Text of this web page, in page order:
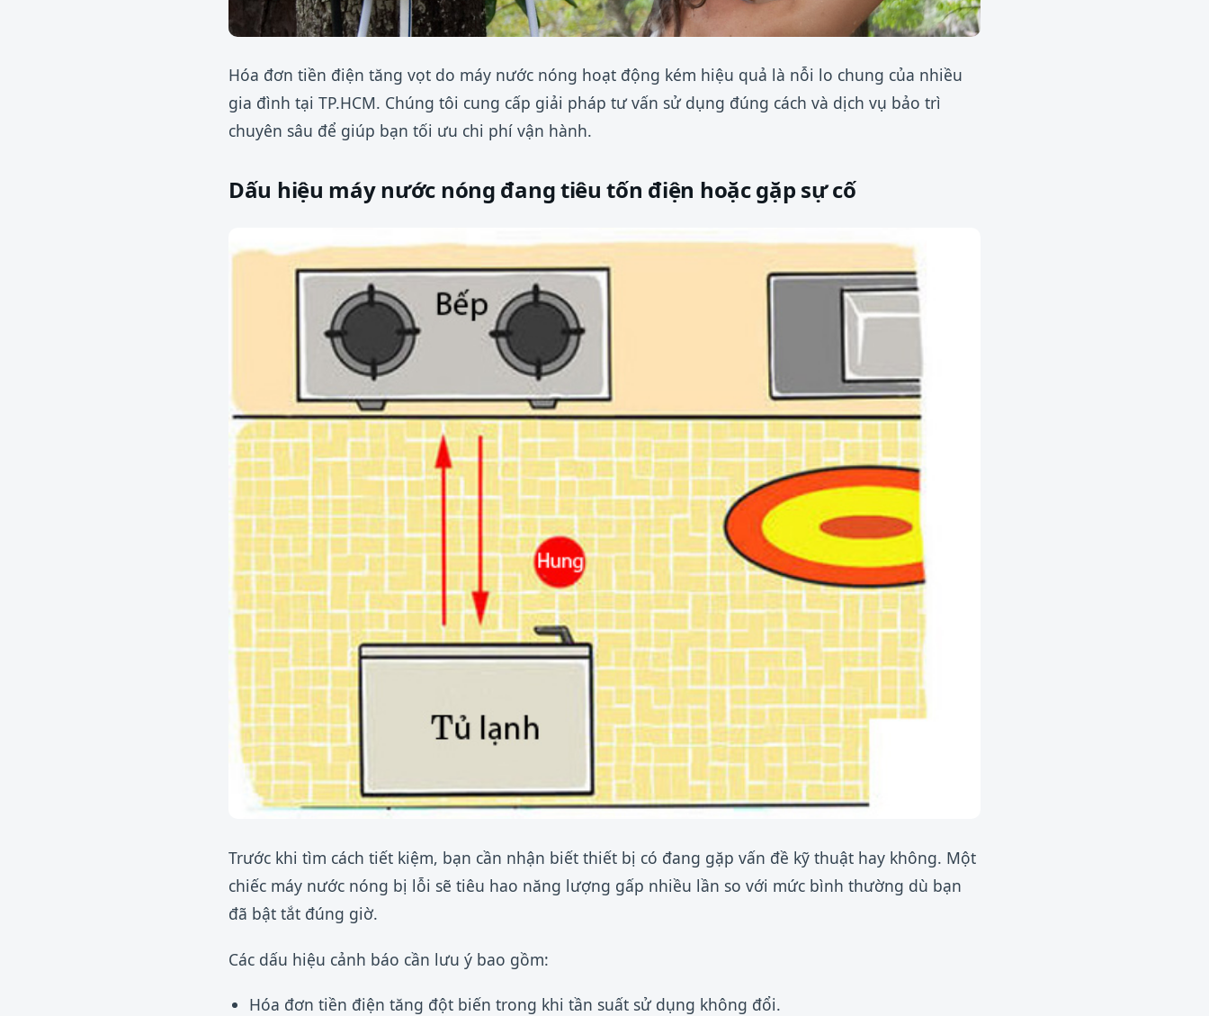
Hóa đơn tiền điện tăng vọt do máy nước nóng hoạt động kém hiệu quả là nỗi lo chung của nhiều
gia đình tại TP.HCM. Chúng tôi cung cấp giải pháp tư vấn sử dụng đúng cách và dịch vụ bảo trì
chuyên sâu để giúp bạn tối ưu chi phí vận hành.
Dấu hiệu máy nước nóng đang tiêu tốn điện hoặc gặp sự cố
Trước khi tìm cách tiết kiệm, bạn cần nhận biết thiết bị có đang gặp vấn đề kỹ thuật hay không. Một
chiếc máy nước nóng bị lỗi sẽ tiêu hao năng lượng gấp nhiều lần so với mức bình thường dù bạn
đã bật tắt đúng giờ.
Các dấu hiệu cảnh báo cần lưu ý bao gồm:
Hóa đơn tiền điện tăng đột biến trong khi tần suất sử dụng không đổi.